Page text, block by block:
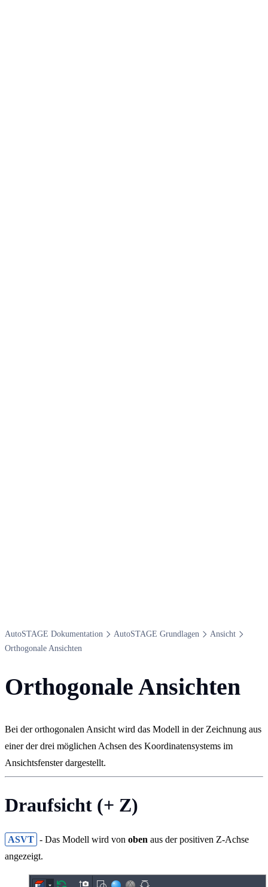
Auto​STAGE Dokumentation Auto​STAGE Grundlagen
Ansicht
Orthogonale Ansichten
Orthogonale Ansichten
Bei der orthogonalen Ansicht wird das Modell in der Zeichnung aus
einer der drei möglichen Achsen des Koordinatensystems im
Ansichtsfenster dargestellt.
Draufsicht (+ Z)
ASVT - Das Modell wird von oben aus der positiven Z-Achse
angezeigt.